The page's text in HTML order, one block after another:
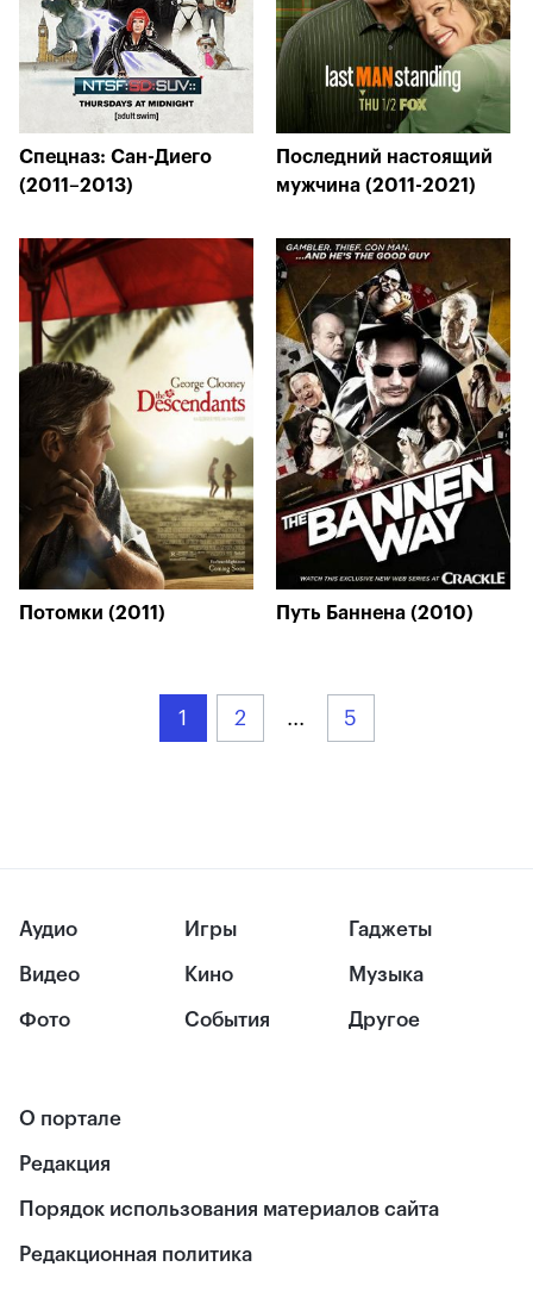
Спецназ: Сан-Диего
(2011–2013)
Последний настоящий
мужчина (2011-2021)
Потомки (2011) Путь Баннена (2010)
1 2 ... 5
Аудио
Видео
Фото
Игры
Кино
События
Гаджеты
Музыка
Другое
О портале
Редакция
Порядок использования материалов сайта
Редакционная политика